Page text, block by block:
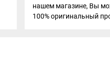
нашем магазине, Вы
100% оригинальный